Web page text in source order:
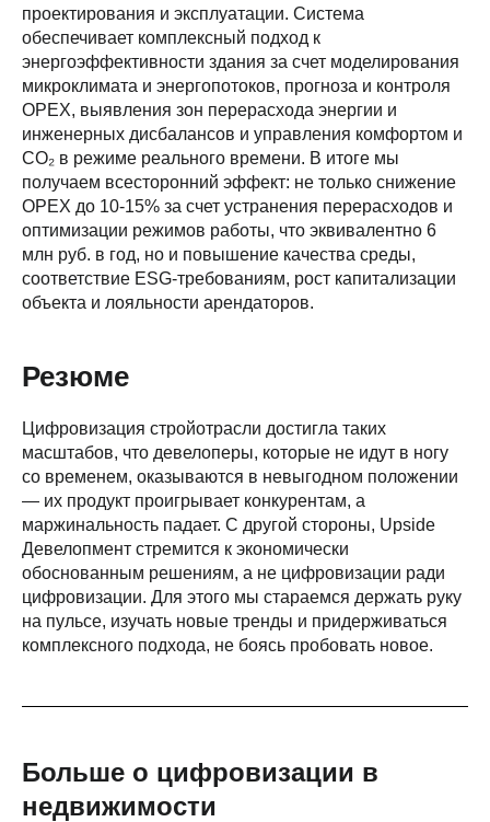
проектирования и эксплуатации. Система
обеспечивает комплексный подход к
энергоэффективности здания за счет моделирования
микроклимата и энергопотоков, прогноза и контроля
OPEX, выявления зон перерасхода энергии и
инженерных дисбалансов и управления комфортом и
CO₂ в режиме реального времени. В итоге мы
получаем всесторонний эффект: не только снижение
OPEX до 10-15% за счет устранения перерасходов и
оптимизации режимов работы, что эквивалентно 6
млн руб. в год, но и повышение качества среды,
соответствие ESG-требованиям, рост капитализации
объекта и лояльности арендаторов.
Резюме
Цифровизация стройотрасли достигла таких
масштабов, что девелоперы, которые не идут в ногу
со временем, оказываются в невыгодном положении
— их продукт проигрывает конкурентам, а
маржинальность падает. С другой стороны, Upside
Девелопмент стремится к экономически
обоснованным решениям, а не цифровизации ради
цифровизации. Для этого мы стараемся держать руку
на пульсе, изучать новые тренды и придерживаться
комплексного подхода, не боясь пробовать новое.
Больше о цифровизации в
недвижимости